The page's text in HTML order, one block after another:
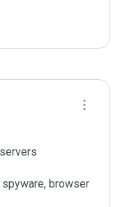
spyware, browser